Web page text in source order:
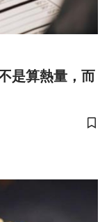
是算熱量，而
儲